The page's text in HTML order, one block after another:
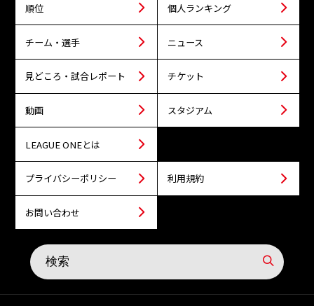
順位 個人ランキング
チーム・選手 ニュース
見どころ・試合レポート チケット
動画 スタジアム
LEAGUE ONEとは
プライバシーポリシー 利用規約
お問い合わせ